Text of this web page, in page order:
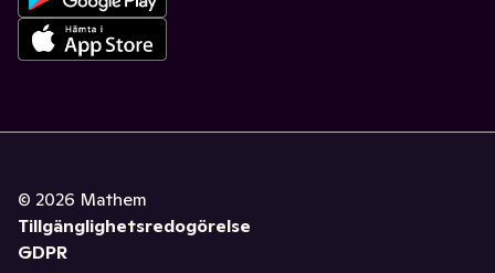
© 2026 Mathem
Tillgänglighetsredogörelse
GDPR